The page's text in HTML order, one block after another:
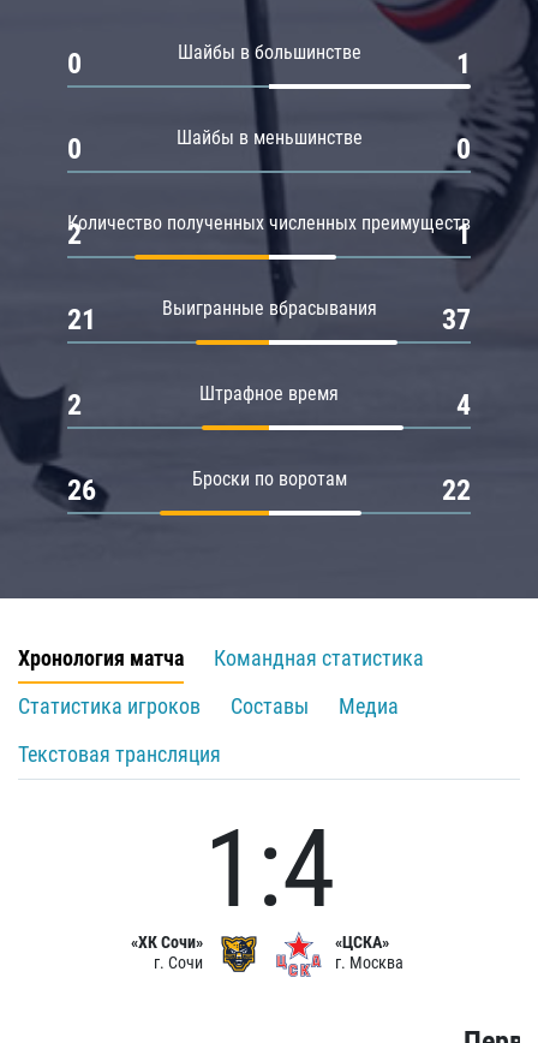
Шайбы в большинстве
0 1
Шайбы в меньшинстве
0 0
Количество полученных численных преимуществ
2 1
Выигранные вбрасывания
21 37
Штрафное время
2 4
Броски по воротам
26 22
Хронология матча
Командная статистика
Статистика игроков
Составы
Медиа
Текстовая трансляция
«ХК Сочи»
г. Сочи
1:4
«ЦСКА»
г. Москва